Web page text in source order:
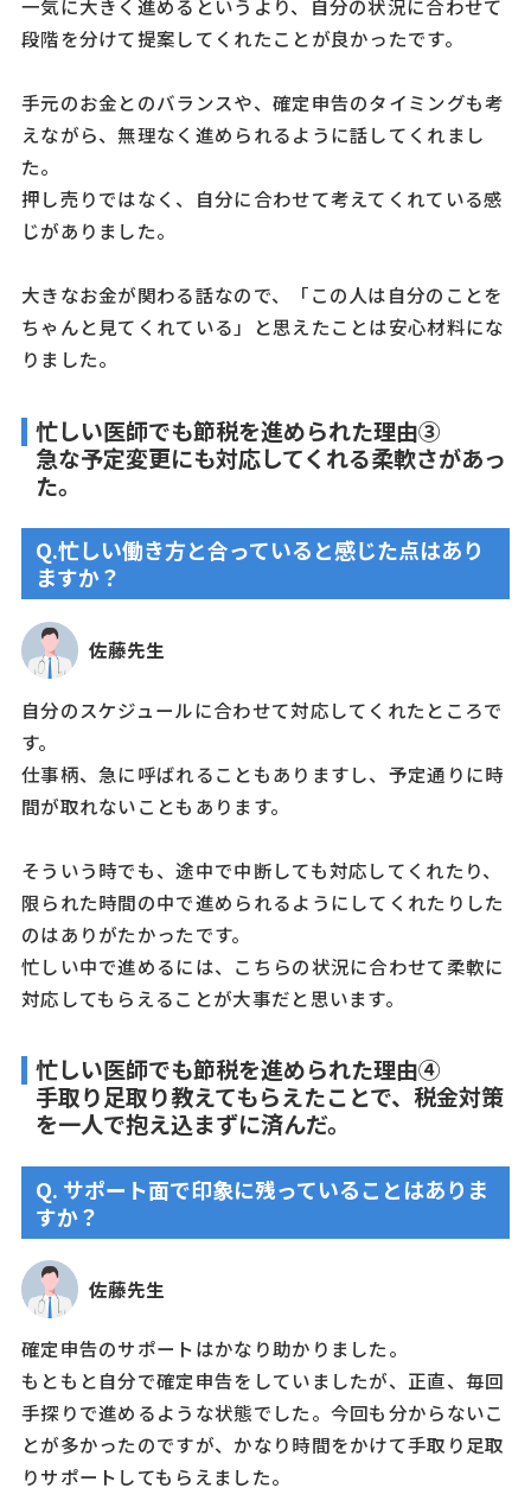
一気に大きく進めるというより、自分の状況に合わせて
段階を分けて提案してくれたことが良かったです。
手元のお金とのバランスや、確定申告のタイミングも考
えながら、無理なく進められるように話してくれまし
た。
押し売りではなく、自分に合わせて考えてくれている感
じがありました。
大きなお金が関わる話なので、「この人は自分のことを
ちゃんと見てくれている」と思えたことは安心材料にな
りました。
忙しい医師でも節税を進められた理由③
急な予定変更にも対応してくれる柔軟さがあっ
た。
Q.忙しい働き方と合っていると感じた点はあり
ますか？
佐藤先生
自分のスケジュールに合わせて対応してくれたところで
す。
仕事柄、急に呼ばれることもありますし、予定通りに時
間が取れないこともあります。
そういう時でも、途中で中断しても対応してくれたり、
限られた時間の中で進められるようにしてくれたりした
のはありがたかったです。
忙しい中で進めるには、こちらの状況に合わせて柔軟に
対応してもらえることが大事だと思います。
忙しい医師でも節税を進められた理由④
手取り足取り教えてもらえたことで、税金対策
を一人で抱え込まずに済んだ。
Q. サポート面で印象に残っていることはありま
すか？
佐藤先生
確定申告のサポートはかなり助かりました。
もともと自分で確定申告をしていましたが、正直、毎回
手探りで進めるような状態でした。今回も分からないこ
とが多かったのですが、かなり時間をかけて手取り足取
りサポートしてもらえました。